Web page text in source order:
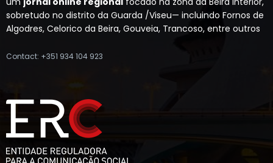
sobretudo no distrito da Guarda /Viseu— incluindo Fornos de
Algodres, Celorico da Beira, Gouveia, Trancoso, entre outros
Contact: +351 934 104 923